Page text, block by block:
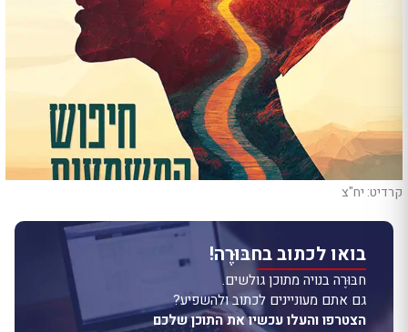
קרדיט: יח"צ
בואו לכתוב בחבּוּרֶה!
חבּוּרֶה בנויה מתוכן גולשים.
גם אתם מעוניינים לכתוב ולהשפיע?
הצטרפו והעלו עכשיו את התוכן שלכם